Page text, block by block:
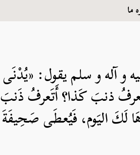
ما
و آله و سلم يقول: «يُدْنَى
ذنبَ كَذا؟ أَتَعرفُ ذَنبَ
لَكَ اليَوم، فَيُعطَى صَحِيفَةَ